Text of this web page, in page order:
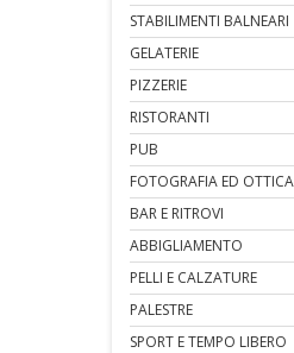
STABILIMENTI BALNEARI
GELATERIE
PIZZERIE
RISTORANTI
PUB
FOTOGRAFIA ED OTTICA
BAR E RITROVI
ABBIGLIAMENTO
PELLI E CALZATURE
PALESTRE
SPORT E TEMPO LIBERO